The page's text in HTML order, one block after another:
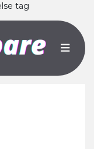
tag